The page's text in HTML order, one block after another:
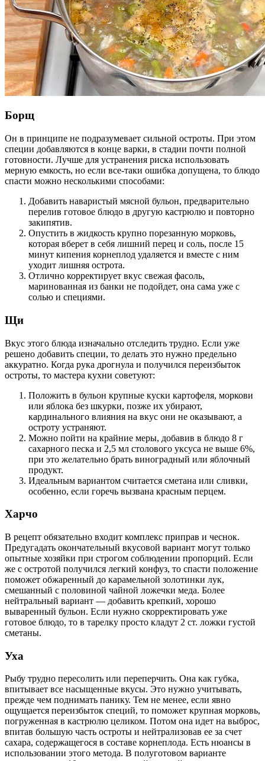
Борщ
Он в принципе не подразумевает сильной остроты. При этом
специи добавляются в конце варки, в стадии почти полной
готовности. Лучше для устранения риска использовать
мерную емкость, но если все-таки ошибка допущена, то блюдо
спасти можно несколькими способами:
Добавить наваристый мясной бульон, предварительно
перелив готовое блюдо в другую кастрюлю и повторно
закипятив.
Опустить в жидкость крупно порезанную морковь,
которая вберет в себя лишний перец и соль, после 15
минут кипения корнеплод удаляется и вместе с ним
уходит лишняя острота.
Отлично корректирует вкус свежая фасоль,
маринованная из банки не подойдет, она сама уже с
солью и специями.
Щи
Вкус этого блюда изначально отследить трудно. Если уже
решено добавить специи, то делать это нужно предельно
аккуратно. Когда рука дрогнула и получился переизбыток
остроты, то мастера кухни советуют:
Положить в бульон крупные куски картофеля, моркови
или яблока без шкурки, позже их убирают,
кардинального влияния на вкус они не оказывают, а
остроту устраняют.
Можно пойти на крайние меры, добавив в блюдо 8 г
сахарного песка и 2,5 мл столового уксуса не выше 6%,
при это желательно брать виноградный или яблочный
продукт.
Идеальным вариантом считается сметана или сливки,
особенно, если горечь вызвана красным перцем.
Харчо
В рецепт обязательно входит комплекс приправ и чеснок.
Предугадать окончательный вкусовой вариант могут только
опытные хозяйки при строгом соблюдении пропорций. Если
же с остротой получился легкий конфуз, то спасти положение
поможет обжаренный до карамельной золотинки лук,
смешанный с половиной чайной ложечки меда. Более
нейтральный вариант — добавить крепкий, хорошо
вываренный бульон. Если нужно скорректировать уже
готовое блюдо, то в тарелку просто кладут 2 ст. ложки густой
сметаны.
Уха
Рыбу трудно пересолить или переперчить. Она как губка,
впитывает все насыщенные вкусы. Это нужно учитывать,
прежде чем поднимать панику. Тем не менее, если явно
ощущается переизбыток специй, то поможет крупная морковь,
погруженная в кастрюлю целиком. Потом она идет на выброс,
впитав большую часть остроты и нейтрализовав ее за счет
сахара, содержащегося в составе корнеплода. Есть нюансы в
использовании этого метода. В полуготовом варианте